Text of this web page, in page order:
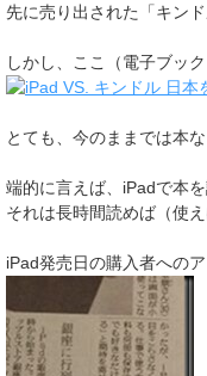
先に売り出された「キン
しかし、ここ（電子ブッ
とても、今のままでは本な
端的に言えば、iPadで本
それは長時間読めば（使
iPad発売日の購入者への